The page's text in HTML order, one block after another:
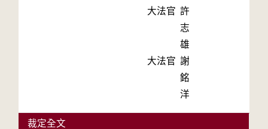
大法官 許
志
雄
大法官 謝
銘
洋
裁定全文